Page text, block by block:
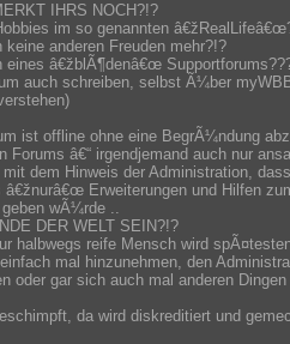
IHRS NOCH?!?
im so genannten
anderen Freuden mehr?!?
eines â€žblÃ¶denâ€œ
auch schreiben, selbst Ã¼ber
ist offline ohne eine BegrÃ¼ndung
Forums â€“ irgendjemand auch nur
dem Hinweis der Administration,
â€žnurâ€œ Erweiterungen und Hilfen
wÃ¼rde ..
DER WELT SEIN?!?
halbwegs reife Mensch wird
mal hinzunehmen, den
oder gar sich auch mal anderen
da wird diskreditiert und